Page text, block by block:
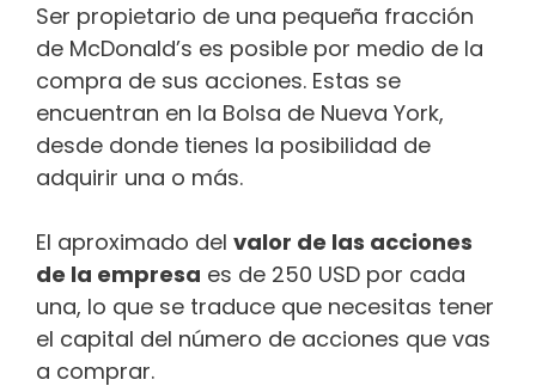
Ser propietario de una pequeña fracción
de McDonald’s es posible por medio de la
compra de sus acciones. Estas se
encuentran en la Bolsa de Nueva York,
desde donde tienes la posibilidad de
adquirir una o más.
El aproximado del valor de las acciones
de la empresa es de 250 USD por cada
una, lo que se traduce que necesitas tener
el capital del número de acciones que vas
a comprar.